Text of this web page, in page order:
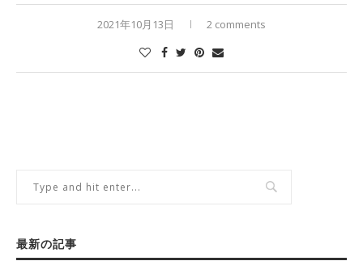
2021年10月13日 2 comments
最新の記事